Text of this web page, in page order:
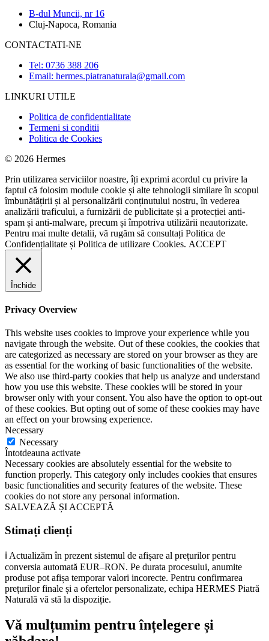
B-dul Muncii, nr 16
Cluj-Napoca, Romania
CONTACTATI-NE
Tel: 0736 388 206
Email: hermes.piatranaturala@gmail.com
LINKURI UTILE
Politica de confidentialitate
Termeni si conditii
Politica de Cookies
© 2026 Hermes
Prin utilizarea serviciilor noastre, îți exprimi acordul cu privire la
faptul că folosim module cookie și alte tehnologii similare în scopul
îmbunătățirii și al personalizării conținutului nostru, în vederea
analizării traficului, a furnizării de publicitate și a protecției anti-
spam și anti-malware, precum și împotriva utilizării neautorizate.
Pentru mai multe detalii, vă rugăm să consultați Politica de
Confidențialitate și Politica de utilizare Cookies. ACCEPT
Închide
Privacy Overview
This website uses cookies to improve your experience while you
navigate through the website. Out of these cookies, the cookies that
are categorized as necessary are stored on your browser as they are
as essential for the working of basic functionalities of the website.
We also use third-party cookies that help us analyze and understand
how you use this website. These cookies will be stored in your
browser only with your consent. You also have the option to opt-out
of these cookies. But opting out of some of these cookies may have
an effect on your browsing experience.
Necessary
Necessary
Întotdeauna activate
Necessary cookies are absolutely essential for the website to
function properly. This category only includes cookies that ensures
basic functionalities and security features of the website. These
cookies do not store any personal information.
SALVEAZĂ ȘI ACCEPTĂ
Stimați clienți
ℹ️ Actualizăm în prezent sistemul de afișare al prețurilor pentru
conversia automată EUR–RON. Pe durata procesului, anumite
produse pot afișa temporar valori incorecte. Pentru confirmarea
prețurilor finale și a ofertelor personalizate, echipa HERMES Piatră
Naturală vă stă la dispoziție.
Vă mulțumim pentru înțelegere și